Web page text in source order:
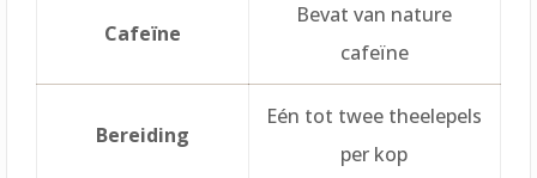
Cafeïne
Bevat van nature
cafeïne
Bereiding
Eén tot twee theelepels
per kop